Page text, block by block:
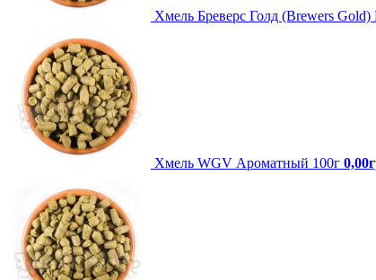
Хмель Бреверс Голд (Brewers Gold)
Хмель WGV Ароматный 100г